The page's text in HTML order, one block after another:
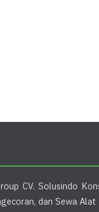
CV. Solusindo
dan Sewa